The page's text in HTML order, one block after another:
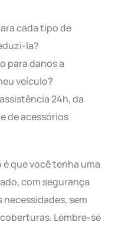
cada tipo de
la?
para danos a
veículo?
24h, da
de acessórios
que você tenha uma
com segurança
necessidades, sem
Lembre-se